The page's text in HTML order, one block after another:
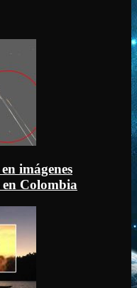
imágenes
Colombia